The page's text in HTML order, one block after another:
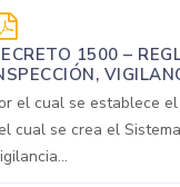
1500 –
el cual se establece
cual se crea el